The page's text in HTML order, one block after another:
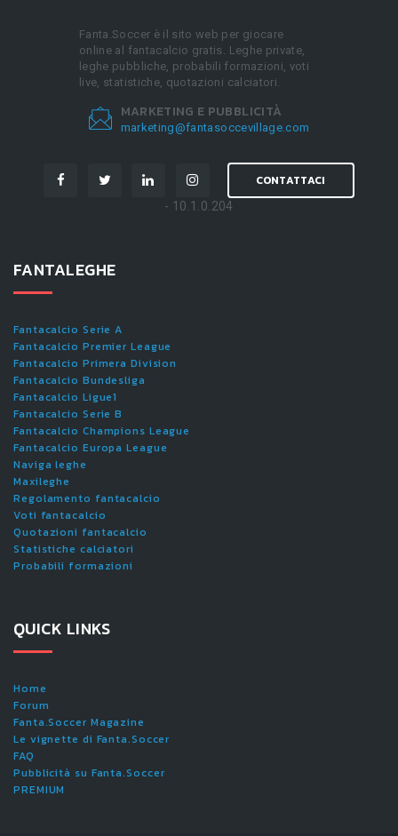
Fanta.Soccer è il sito web per giocare
online al fantacalcio gratis. Leghe private,
leghe pubbliche, probabili formazioni, voti
live, statistiche, quotazioni calciatori.
MARKETING E PUBBLICITÀ
marketing@fantasoccevillage.com
CONTATTACI
- 10.1.0.204
FANTALEGHE
Fantacalcio Serie A
Fantacalcio Premier League
Fantacalcio Primera Division
Fantacalcio Bundesliga
Fantacalcio Ligue1
Fantacalcio Serie B
Fantacalcio Champions League
Fantacalcio Europa League
Naviga leghe
Maxileghe
Regolamento fantacalcio
Voti fantacalcio
Quotazioni fantacalcio
Statistiche calciatori
Probabili formazioni
QUICK LINKS
Home
Forum
Fanta.Soccer Magazine
Le vignette di Fanta.Soccer
FAQ
Pubblicità su Fanta.Soccer
PREMIUM